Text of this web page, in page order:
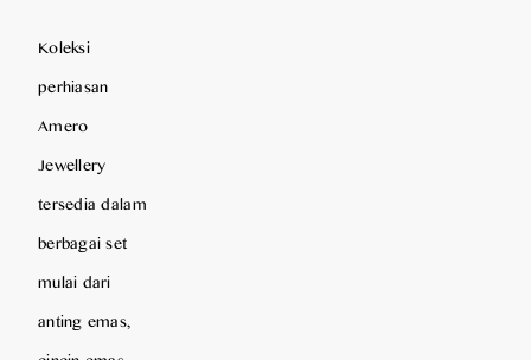
Koleksi
perhiasan
Amero
Jewellery
tersedia dalam
berbagai set
mulai dari
anting emas,